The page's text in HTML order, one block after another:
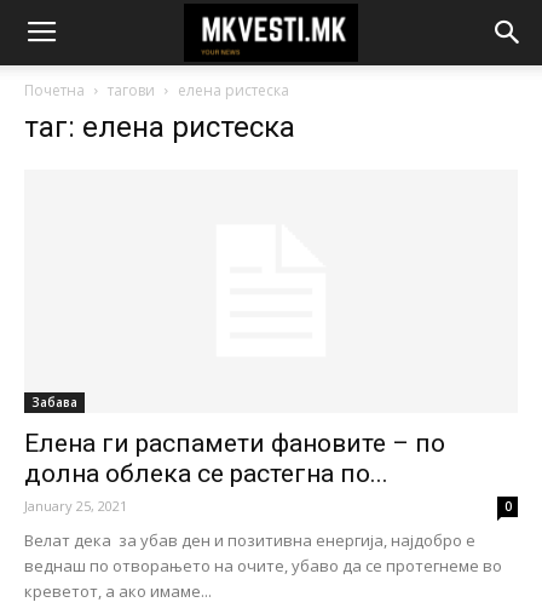
Почетна тагови елена ристеска
таг: елена ристеска
Забава
Елена ги распамети фановите – по
долна облека се растегна по...
January 25, 2021 0
Велат дека за убав ден и позитивна енергија, најдобро е
веднаш по отворањето на очите, убаво да се протегнеме во
креветот, а ако имаме...